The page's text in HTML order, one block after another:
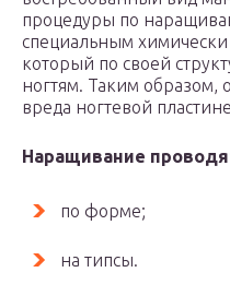
процедуры по
специальным
который по своей
ногтям. Таким образом,
вреда ногтевой
Наращивание
по форме;
на типсы.